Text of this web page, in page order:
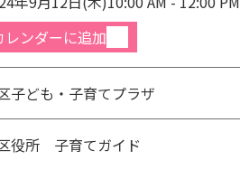
レンダーに追加
子ども・子育てプラザ
役所 子育てガイド